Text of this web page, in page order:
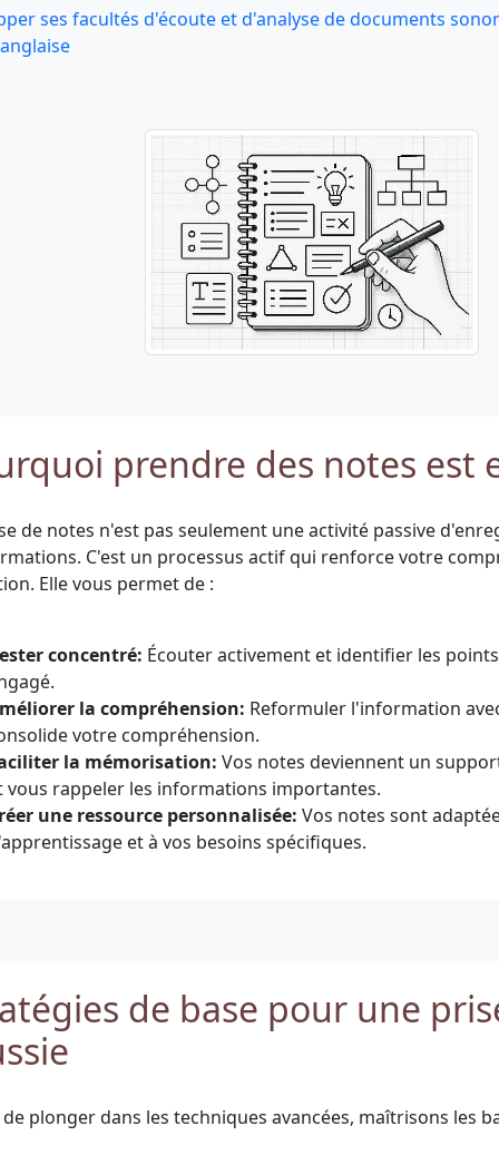
ses facultés d'écoute et d'analyse de documents
prendre des notes est
de notes n'est pas seulement une activité passive
C'est un processus actif qui renforce votre
Elle vous permet de :
concentré: Écouter activement et identifier les
la compréhension: Reformuler l'information
votre compréhension.
la mémorisation: Vos notes deviennent un
vous rappeler les informations importantes.
une ressource personnalisée: Vos notes sont
et à vos besoins spécifiques.
de base pour une
plonger dans les techniques avancées, maîtrisons les